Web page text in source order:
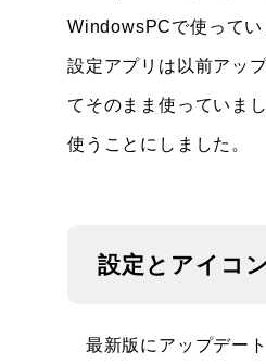
WindowsPCで使ってい
設定アプリは以前アッ
てそのまま使っていま
使うことにしました。
設定とアイコ
最新版にアップデー